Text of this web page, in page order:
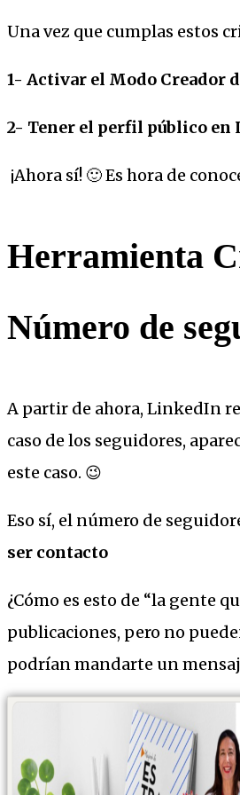
Una vez que cumplas estos
1- Activar el Modo Creador
2- Tener el perfil público
¡Ahora sí! 🙂 Es hora de
Herramienta
Número de
A partir de ahora, LinkedIn
caso de los seguidores,
este caso. 😉
Eso sí, el número de
ser contacto
¿Cómo es esto de “la gente
publicaciones, pero no
podrían mandarte un